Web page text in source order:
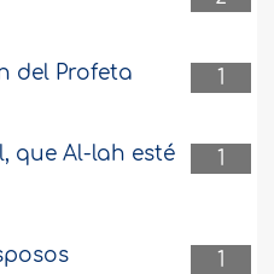
1
del Profeta
1
que Al-lah esté
1